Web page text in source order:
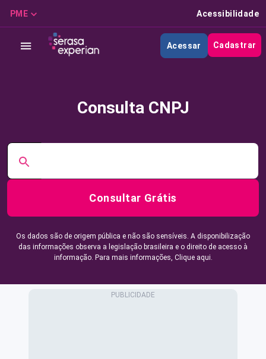
PME Acessibilidade
Acessar Cadastrar
Consulta CNPJ
Consultar Grátis
Os dados são de origem pública e não são sensíveis. A disponibilização
das informações observa a legislação brasileira e o direito de acesso à
informação. Para mais informações, Clique aqui.